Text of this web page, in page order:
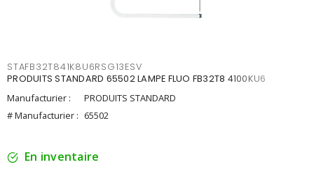
STAFB32T841K8U6RSG13ESV
PRODUITS STANDARD 65502 LAMPE FLUO FB32T8 4100KU6
Manufacturier :
PRODUITS STANDARD
# Manufacturier : 65502
En inventaire